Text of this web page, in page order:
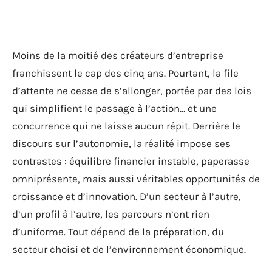
Moins de la moitié des créateurs d’entreprise
franchissent le cap des cinq ans. Pourtant, la file
d’attente ne cesse de s’allonger, portée par des lois
qui simplifient le passage à l’action… et une
concurrence qui ne laisse aucun répit. Derrière le
discours sur l’autonomie, la réalité impose ses
contrastes : équilibre financier instable, paperasse
omniprésente, mais aussi véritables opportunités de
croissance et d’innovation. D’un secteur à l’autre,
d’un profil à l’autre, les parcours n’ont rien
d’uniforme. Tout dépend de la préparation, du
secteur choisi et de l’environnement économique.